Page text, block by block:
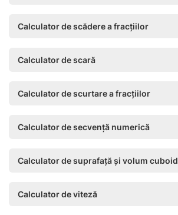
Calculator de scădere a fracțiilor
Calculator de scară
Calculator de scurtare a fracțiilor
Calculator de secvență numerică
Calculator de suprafață și volum cuboid
Calculator de viteză